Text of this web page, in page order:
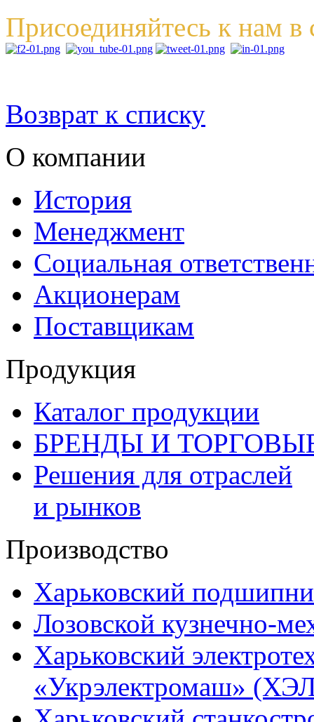
Присоединяйтесь к нам в
Возврат к списку
О компании
История
Менеджмент
Социальная
Акционерам
Поставщикам
Продукция
Каталог продукции
БРЕНДЫ И
Решения для отраслей
и рынков
Производство
Харьковский
Лозовской кузнечно-
Харьковский
«Укрэлектромаш»